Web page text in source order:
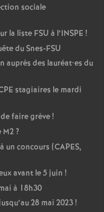
sociale
la liste FSU à l’INSPE !
du Snes-FSU
auprès des lauréat•es du
stagiaires le mardi
faire grève!
M2?
un concours (CAPES,
avant le 5 juin !
à 18h30
28 mai 2023!